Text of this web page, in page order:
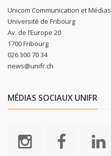
Unicom Communication et Médias
Université de Fribourg
Av. de l’Europe 20
1700 Fribourg
026 300 70 34
news@unifr.ch
MÉDIAS SOCIAUX UNIFR